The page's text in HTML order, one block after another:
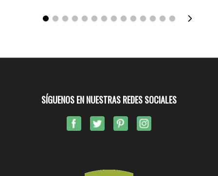
SÍGUENOS EN NUESTRAS REDES SOCIALES